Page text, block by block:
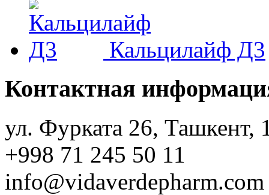
Кальцилайф Д3
Контактная
ул. Фурката 26, Ташкент,
+998 71 245 50 11
info@vidaverdepharm.com